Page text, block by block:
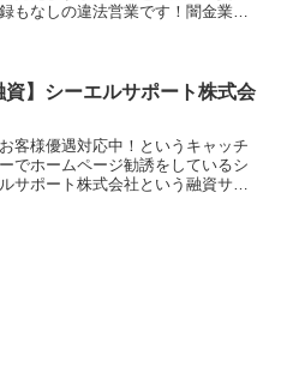
もなしの違法営業です！闇金業者
するなら正規登録の貸金業者に
資】シーエルサポート株式会
客様優遇対応中！というキャッチ
でホームページ勧誘をしているシ
サポート株式会社という融資サイ